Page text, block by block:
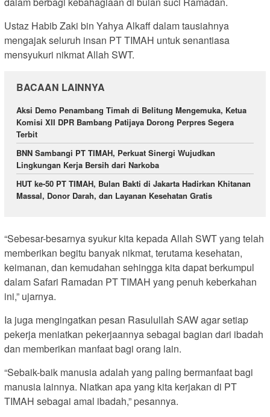
Ustaz Habib Zaki bin Yahya Alkaff dalam tausiahnya
mengajak seluruh insan PT TIMAH untuk senantiasa
mensyukuri nikmat Allah SWT.
BACAAN LAINNYA
Aksi Demo Penambang Timah di Belitung Mengemuka, Ketua
Komisi XII DPR Bambang Patijaya Dorong Perpres Segera
Terbit
BNN Sambangi PT TIMAH, Perkuat Sinergi Wujudkan
Lingkungan Kerja Bersih dari Narkoba
HUT ke-50 PT TIMAH, Bulan Bakti di Jakarta Hadirkan Khitanan
Massal, Donor Darah, dan Layanan Kesehatan Gratis
“Sebesar-besarnya syukur kita kepada Allah SWT yang telah
memberikan begitu banyak nikmat, terutama kesehatan,
keimanan, dan kemudahan sehingga kita dapat berkumpul
dalam Safari Ramadan PT TIMAH yang penuh keberkahan
ini,” ujarnya.
Ia juga mengingatkan pesan Rasulullah SAW agar setiap
pekerja meniatkan pekerjaannya sebagai bagian dari ibadah
dan memberikan manfaat bagi orang lain.
“Sebaik-baik manusia adalah yang paling bermanfaat bagi
manusia lainnya. Niatkan apa yang kita kerjakan di PT
TIMAH sebagai amal ibadah,” pesannya.